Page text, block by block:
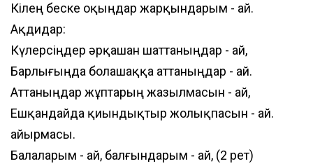
Кілең беске оқыңдар жарқындарым - ай.
Ақдидар:
Күлерсіңдер әрқашан шаттаныңдар - ай,
Барлығыңда болашаққа аттаныңдар - ай.
Аттаныңдар жұптарың жазылмасын - ай,
Ешқандайда қиындықтыр жолықпасын - ай.
Қайырмасы.
Балаларым - ай, балғындарым - ай, (2 рет)